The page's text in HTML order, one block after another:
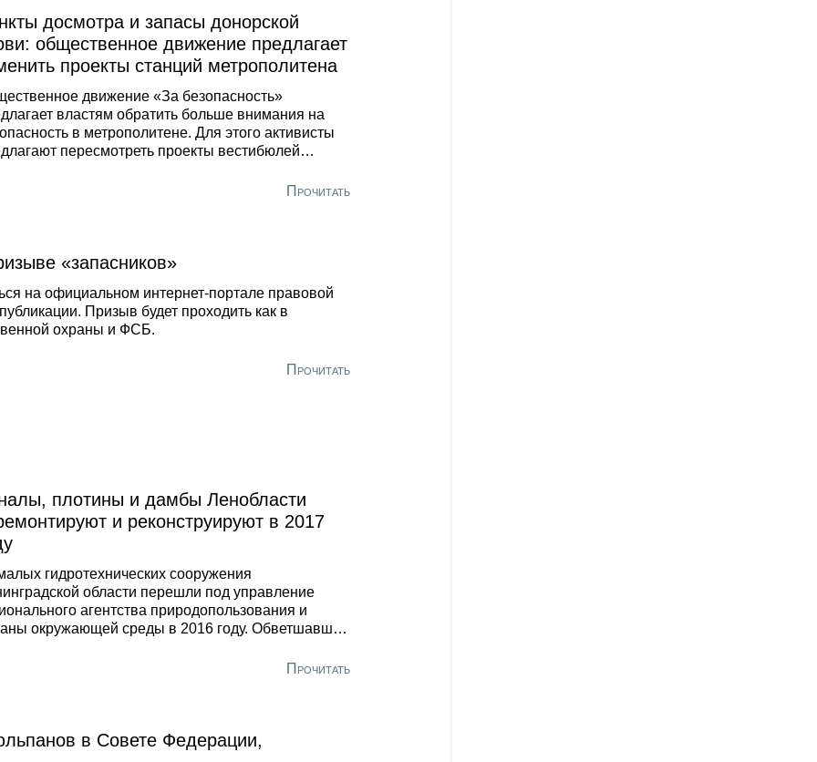
досмотра и запасы донорской
общественное движение предлагает
проекты станций метрополитена
движение «За безопасность»
властям обратить больше внимания на
в метрополитене. Для этого активисты
пересмотреть проекты вестибюлей
Дмитрий Курдесов так оцениваетПрочитать
«запасников»
на официальном интернет-портале правовой
Призыв будет проходить как в
охраны и ФСБ.
Прочитать
плотины и дамбы Ленобласти
и реконструируют в 2017
гидротехнических сооружения
области перешли под управление
агентства природопользования и
окружающей среды в 2016 году. Обветшавшие
приводятся в надлежащее состояние. К
всех сооружений, что обеспечит
Прочитать
в Совете Федерации,